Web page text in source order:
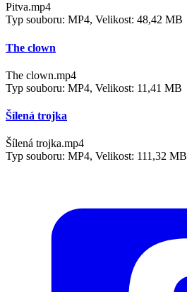
Pitva.mp4
Typ souboru: MP4, Velikost: 48,42 MB
The clown
The clown.mp4
Typ souboru: MP4, Velikost: 11,41 MB
Šílená trojka
Šílená trojka.mp4
Typ souboru: MP4, Velikost: 111,32 MB